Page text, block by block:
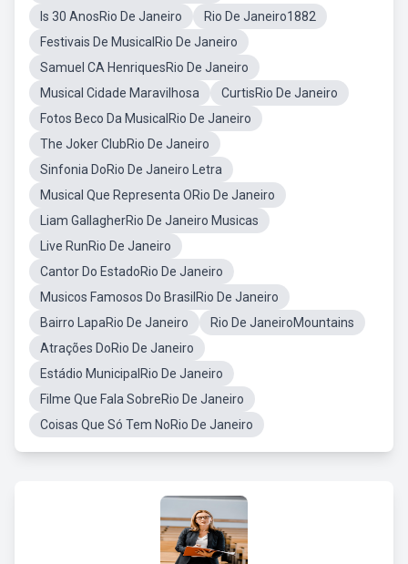
Is 30 AnosRio De Janeiro
Rio De Janeiro1882
Festivais De MusicalRio De Janeiro
Samuel CA HenriquesRio De Janeiro
Musical Cidade Maravilhosa
CurtisRio De Janeiro
Fotos Beco Da MusicalRio De Janeiro
The Joker ClubRio De Janeiro
Sinfonia DoRio De Janeiro Letra
Musical Que Representa ORio De Janeiro
Liam GallagherRio De Janeiro Musicas
Live RunRio De Janeiro
Cantor Do EstadoRio De Janeiro
Musicos Famosos Do BrasilRio De Janeiro
Bairro LapaRio De Janeiro
Rio De JaneiroMountains
Atrações DoRio De Janeiro
Estádio MunicipalRio De Janeiro
Filme Que Fala SobreRio De Janeiro
Coisas Que Só Tem NoRio De Janeiro